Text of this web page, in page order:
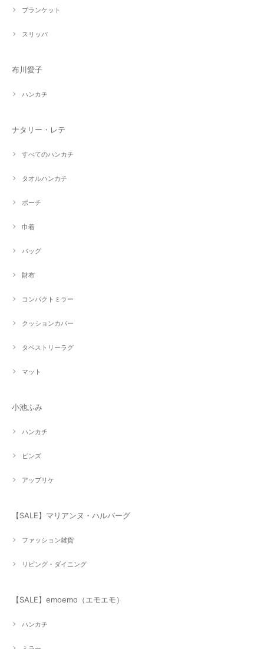
ブランケット
スリッパ
布川愛子
ハンカチ
ナタリー・レテ
すべてのハンカチ
タオルハンカチ
ポーチ
巾着
バッグ
財布
コンパクトミラー
クッションカバー
タペストリーラグ
マット
小池ふみ
ハンカチ
ピンズ
アップリケ
【SALE】マリアンヌ・ハルバーグ
ファッション雑貨
リビング・ダイニング
【SALE】emoemo（エモエモ）
ハンカチ